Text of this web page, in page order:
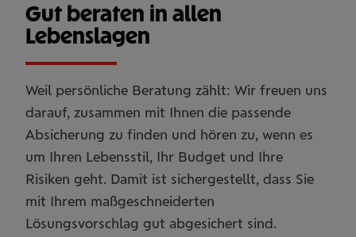
Gut beraten in allen
Lebenslagen
Weil persönliche Beratung zählt: Wir freuen uns
darauf, zusammen mit Ihnen die passende
Absicherung zu finden und hören zu, wenn es
um Ihren Lebensstil, Ihr Budget und Ihre
Risiken geht. Damit ist sichergestellt, dass Sie
mit Ihrem maßgeschneiderten
Lösungsvorschlag gut abgesichert sind.